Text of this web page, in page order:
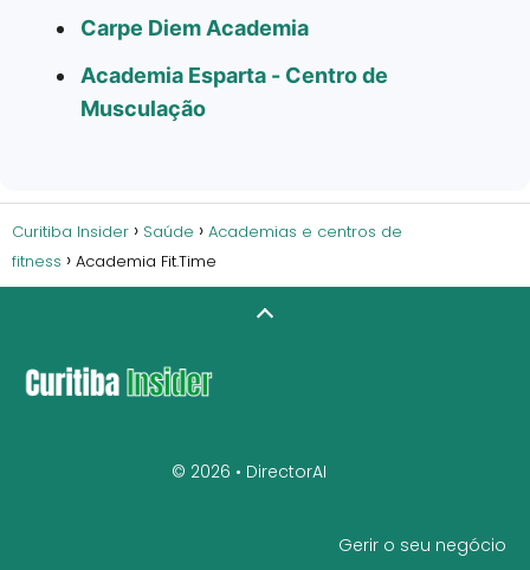
Carpe Diem Academia
Academia Esparta - Centro de
Musculação
Curitiba Insider Saúde
Academias e centros de
fitness
Academia Fit.Time
© 2026 • DirectorAI
Gerir o seu negócio